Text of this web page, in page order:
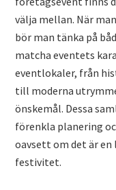
välja mellan. När
bör man tänka på
matcha eventets
eventlokaler, från
till moderna
önskemål. Dessa
förenkla planering
oavsett om det är
festivitet.